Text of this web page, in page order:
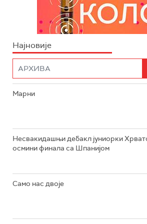
Најновије
Марни
Несвакидашњи дебакл јуниорки
осмини финала са Шпанијом
Само нас двоје